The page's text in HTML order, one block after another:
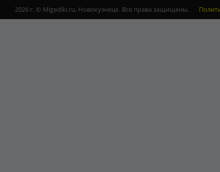
2026 г. © Migediki.ru, Новокузнецк. Все права защищены.